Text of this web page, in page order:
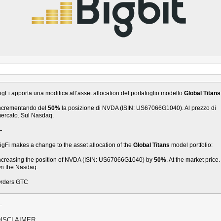
apporta una modifica all’asset allocation del portafoglio modello Global Titans
del 50% la posizione di NVDA (ISIN: US67066G1040). Al prezzo di
Sul Nasdaq.
makes a change to the asset allocation of the Global Titans model portfolio:
the position of NVDA (ISIN: US67066G1040) by 50%. At the market price.
the Nasdaq.
GTC